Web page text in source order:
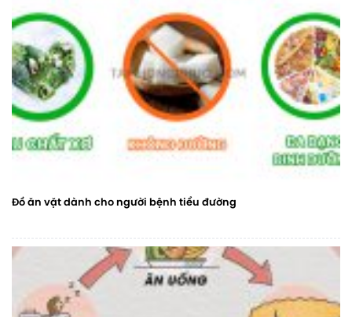
Đồ ăn vặt dành cho người bệnh tiểu đường